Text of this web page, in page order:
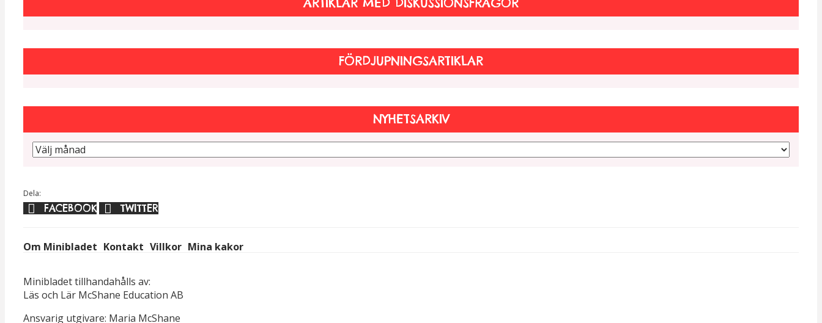
FÖRDJUPNINGSARTIKLAR
NYHETSARKIV
Dela:
FACEBOOK TWITTER
Om Minibladet Kontakt Villkor Mina kakor
Minibladet tillhandahålls av:
Läs och Lär McShane Education AB
Ansvarig utgivare: Maria McShane